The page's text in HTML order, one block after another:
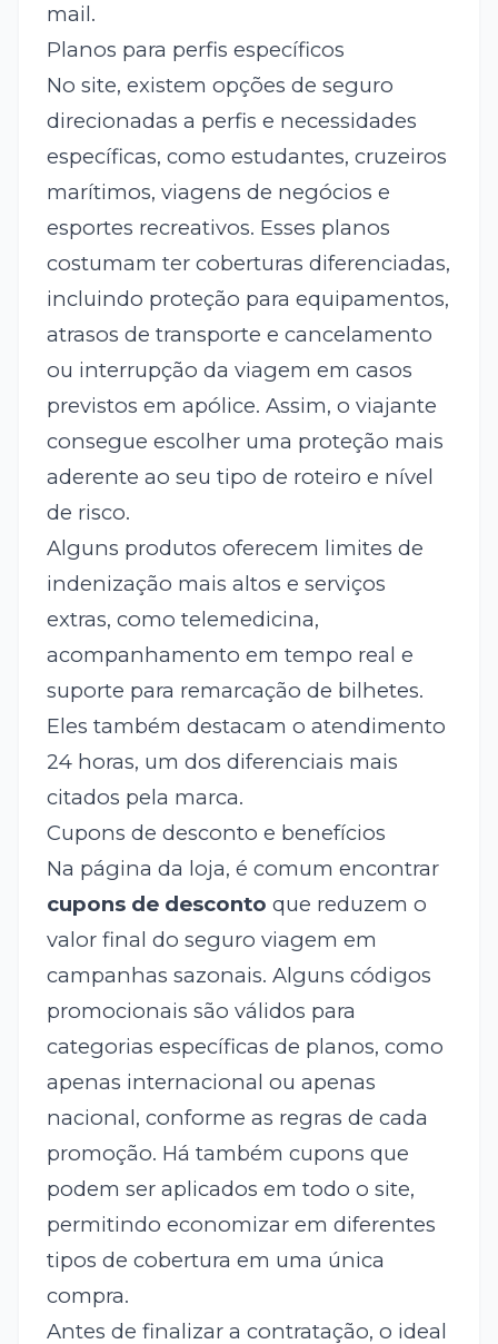
mail.
Planos para perfis específicos
No site, existem opções de seguro
direcionadas a perfis e necessidades
específicas, como estudantes, cruzeiros
marítimos, viagens de negócios e
esportes recreativos. Esses planos
costumam ter coberturas diferenciadas,
incluindo proteção para equipamentos,
atrasos de transporte e cancelamento
ou interrupção da viagem em casos
previstos em apólice. Assim, o viajante
consegue escolher uma proteção mais
aderente ao seu tipo de roteiro e nível
de risco.
Alguns produtos oferecem limites de
indenização mais altos e serviços
extras, como telemedicina,
acompanhamento em tempo real e
suporte para remarcação de bilhetes.
Eles também destacam o atendimento
24 horas, um dos diferenciais mais
citados pela marca.
Cupons de desconto e benefícios
Na página da loja, é comum encontrar
cupons de desconto que reduzem o
valor final do seguro viagem em
campanhas sazonais. Alguns códigos
promocionais são válidos para
categorias específicas de planos, como
apenas internacional ou apenas
nacional, conforme as regras de cada
promoção. Há também cupons que
podem ser aplicados em todo o site,
permitindo economizar em diferentes
tipos de cobertura em uma única
compra.
Antes de finalizar a contratação, o ideal